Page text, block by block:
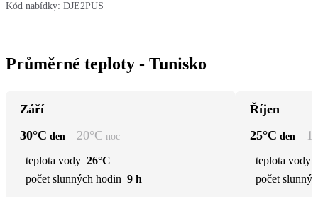
Kód nabídky: DJE2PUS
Průměrné teploty - Tunisko
Září
30°C den 20°C noc
teplota vody 26°C
počet slunných hodin 9 h
Říjen
25°C den
teplota vody
počet